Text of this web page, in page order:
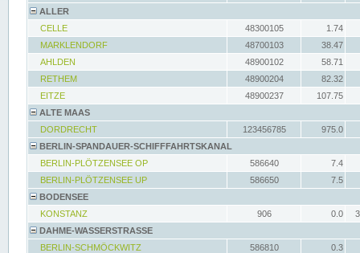
ALLER
CELLE
48300105
1.74
MARKLENDORF
48700103
38.47
AHLDEN
48900102
58.71
RETHEM
48900204
82.32
EITZE
48900237
107.75
ALTE MAAS
DORDRECHT
123456785
975.0
BERLIN-SPANDAUER-SCHIFFFAHRTSKANAL
BERLIN-PLÖTZENSEE OP
586640
7.4
BERLIN-PLÖTZENSEE UP
586650
7.5
BODENSEE
KONSTANZ
906 0.0
DAHME-WASSERSTRASSE
BERLIN-SCHMÖCKWITZ
586810
0.3